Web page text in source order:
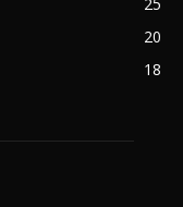
25
20
18